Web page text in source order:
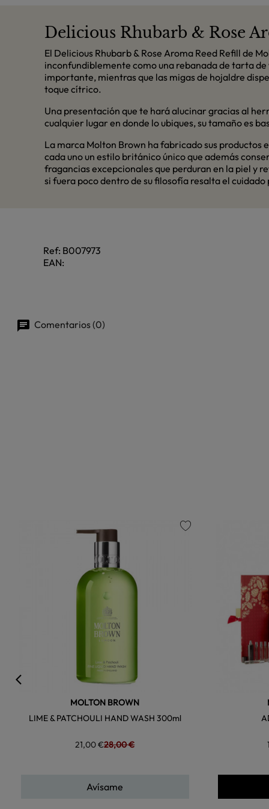
Delicious Rhubarb & Rose
El Delicious Rhubarb & Rose Aroma Reed Refill de
inconfundiblemente como una rebanada de tarta de
importante, mientras que las migas de hojaldre
toque cítrico.
Una presentación que te hará alucinar gracias al
cualquier lugar en donde lo ubiques, su tamaño es
La marca Molton Brown ha fabricado sus productos
cada uno un estilo británico único que además
fragancias excepcionales que perduran en la piel y
si fuera poco dentro de su filosofía resalta el
Ref: B007973
EAN:
Comentarios (0)
MOLTON BROWN
LIME & PATCHOULI HAND WASH 300ml
21,00 €28,00 €
Avísame